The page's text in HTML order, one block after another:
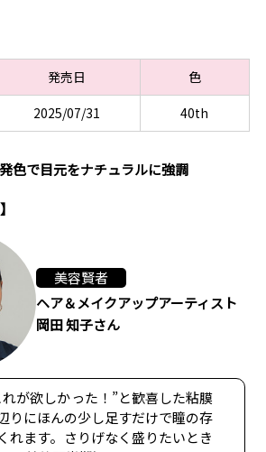
発売日
色
2025/07/31 40th
色で目元をナチュラルに強調
美容賢者
ヘア＆メイクアップアーティスト
岡田 知子さん
が欲しかった！”と歓喜した粘膜
りにほんの少し足すだけで瞳の存
れます。さりげなく盛りたいとき